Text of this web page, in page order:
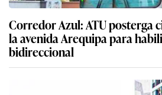
Corredor Azul: ATU posterga
la avenida Arequipa para
bidireccional